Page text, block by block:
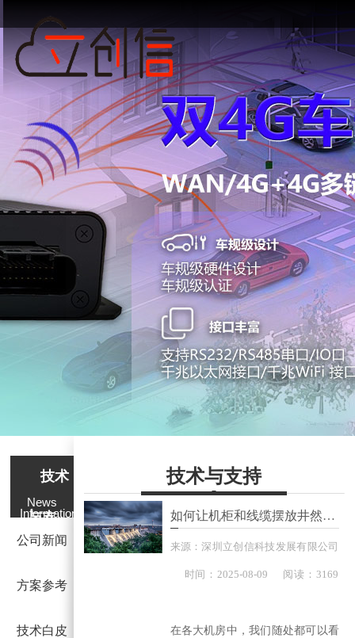
关
于
我
们
关
于
我
们
企
业
荣
誉
保
修
条
款
经
销
加
盟
工
业
路
由
模
块
嵌
入
式
工
业
路
由
模
块
工
业
网
关
双
卡
工
业
网
关
双
4G
车
规
级
路
由
器
5G
上
网
终
端
路
由
器
定
制
技术
与支
News
Information
公司新闻
方案参考
技术白皮
技术与支持
如何让机柜和线缆摆放井然有序？
来源：深圳立创信科技发展有限公司
时间：2025-08-09 阅读：3169
在各大机房中，我们随处都可以看